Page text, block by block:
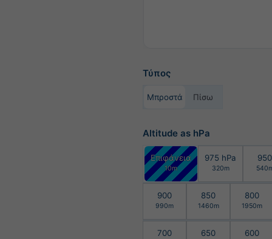
Τύπος
Μπροστά Πίσω
Altitude as hPa
Επιφάνεια
10m
975 hPa
320m
950
900
990m
850
1460m
800
1950m
700 650 600